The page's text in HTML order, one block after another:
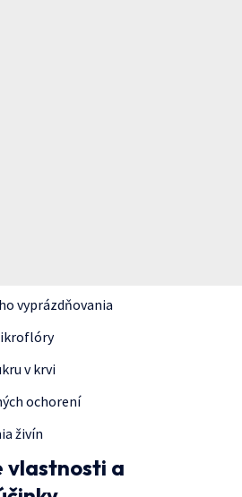
vyprázdňovania
v krvi
ochorení
živín
vlastnosti a